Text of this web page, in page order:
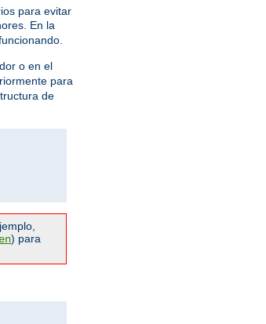
para evitar
En la
o en el
para
de
) para